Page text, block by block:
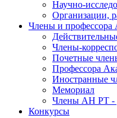
Научно-
Организации,
Члены и
Члены-
Почетные
Профессора
Иностранные
Мемориал
Члены АН РТ -
Конкурсы